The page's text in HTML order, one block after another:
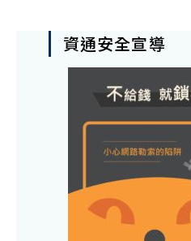
資通安全宣導